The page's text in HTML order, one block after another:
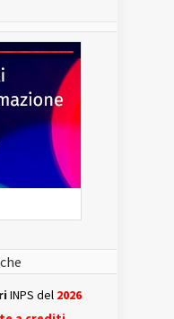
INPS del 2026